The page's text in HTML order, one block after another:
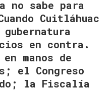
no sabe para
Cuitláhuac
en contra.
manos de
el Congreso
la Fiscalía